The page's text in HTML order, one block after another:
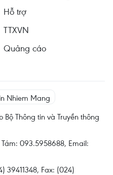
Hỗ trợ
TTXVN
Quảng cáo
Bộ Thông tin và Truyền thông
093.5958688, Email:
39411348, Fax: (024)